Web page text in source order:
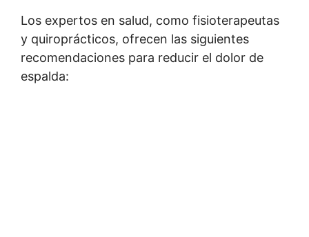
Los expertos en salud, como fisioterapeutas
y quiroprácticos, ofrecen las siguientes
recomendaciones para reducir el dolor de
espalda: